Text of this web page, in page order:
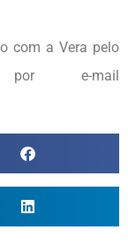
com a Vera pelo
e-mail